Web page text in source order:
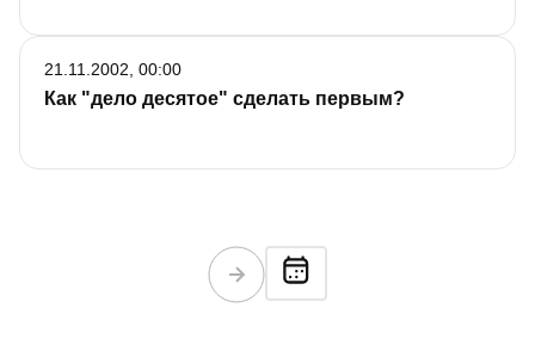
Как "дело десятое" сделать первым?
21.11.2002, 00:00